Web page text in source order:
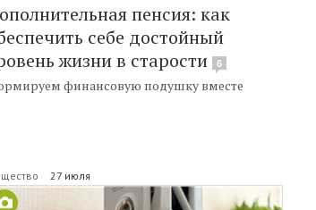
пенсия: как
себе достойный
жизни в старости
6
финансовую подушку вместе
27 июля